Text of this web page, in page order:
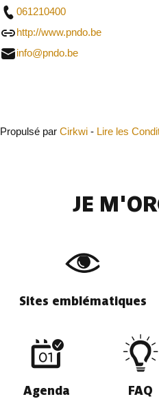
061210400
http://www.pndo.be
info@pndo.be
Propulsé par Cirkwi - Lire les
JE
Sites emblématiques
Agenda FAQ